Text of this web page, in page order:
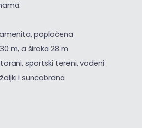
popločena
m, a široka 28 m
sportski tereni, vodeni
i suncobrana